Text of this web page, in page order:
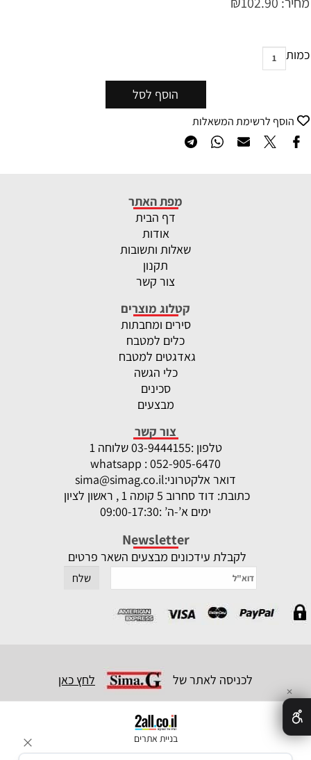
כמות
הוסף לסל
הוסף לרשימת המשאלות
מפת האתר
דף הבית
אודות
שאלות ותשובות
תקנון
צור קשר
קטלוג מוצרים
סירים ומחבתות
כלים למטבח
גאדגטים למטבח
כלי הגשה
סכינים
מבצעים
צור קשר
טלפון :
03-9444155 שלוחה 1
whatsapp : 052-905-6470
דואר אלקטרוני:sima@simag.co.il
כתובת: דוד סחרוב 5 קומה 1 , ראשון לציון
ימים א’-ה’ :09:00-17:30
Newsletter
לקבלת עידכונים מבצעים השאר פרטים
לכניסה לאתר של לחץ כאן
בניית אתרים
✕